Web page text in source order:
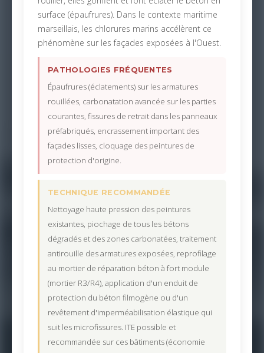
surface (épaufrures). Dans le contexte maritime
marseillais, les chlorures marins accélèrent ce
phénomène sur les façades exposées à l'Ouest.
PATHOLOGIES FRÉQUENTES
Épaufrures (éclatements) sur les armatures
rouillées, carbonatation avancée sur les parties
courantes, fissures de retrait dans les panneaux
préfabriqués, encrassement important des
façades lisses, cloquage des peintures de
protection d'origine.
TECHNIQUE RECOMMANDÉE
Nettoyage haute pression des peintures
existantes, piochage de tous les bétons
dégradés et des zones carbonatées, traitement
antirouille des armatures exposées, reprofilage
au mortier de réparation béton à fort module
(mortier R3/R4), application d'un enduit de
protection du béton filmogène ou d'un
revêtement d'imperméabilisation élastique qui
suit les microfissures. ITE possible et
recommandée sur ces bâtiments (économie